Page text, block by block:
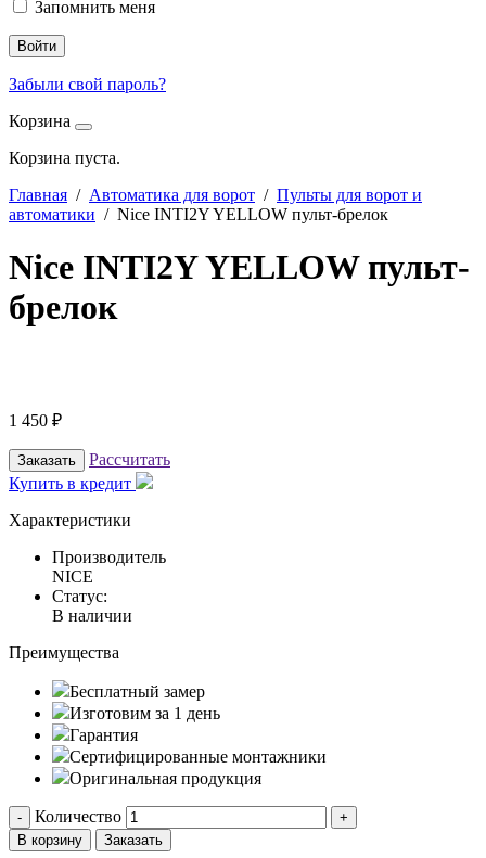
Запомнить меня
Войти
Забыли свой пароль?
Корзина
Корзина пуста.
Главная / Автоматика для ворот / Пульты для ворот и
автоматики / Nice INTI2Y YELLOW пульт-брелок
Nice INTI2Y YELLOW пульт-
брелок
1 450 ₽
Заказать
Рассчитать
Купить в кредит
Характеристики
Производитель
NICE
Статус:
В наличии
Преимущества
Бесплатный замер
Изготовим за 1 день
Гарантия
Сертифицированные монтажники
Оригинальная продукция
- Количество
+
В корзину
Заказать